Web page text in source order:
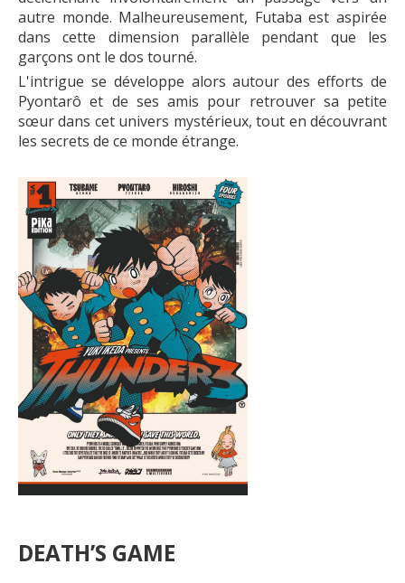
autre monde. Malheureusement, Futaba est aspirée
dans cette dimension parallèle pendant que les
garçons ont le dos tourné.
L'intrigue se développe alors autour des efforts de
Pyontarô et de ses amis pour retrouver sa petite
sœur dans cet univers mystérieux, tout en découvrant
les secrets de ce monde étrange.
DEATH’S GAME